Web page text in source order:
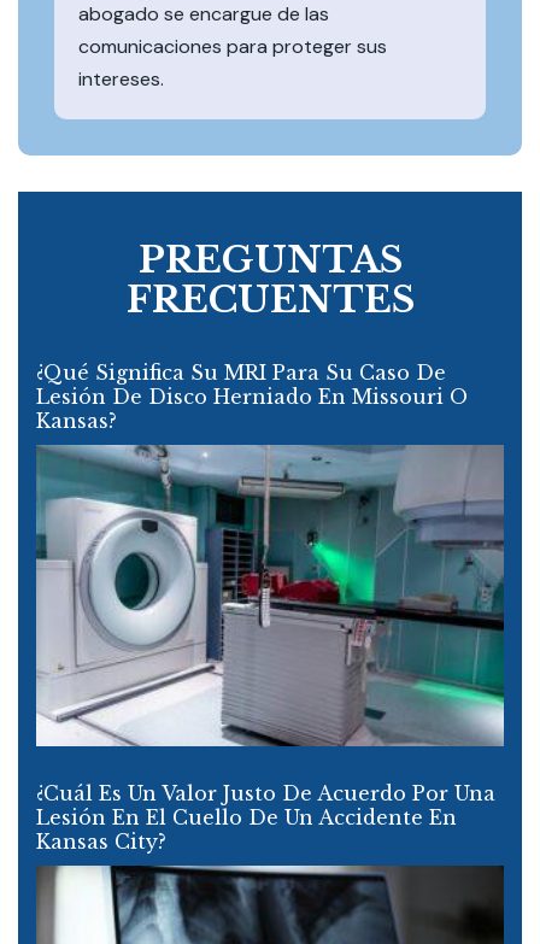
abogado se encargue de las
comunicaciones para proteger sus
intereses.
PREGUNTAS
FRECUENTES
¿Qué Significa Su MRI Para Su Caso De
Lesión De Disco Herniado En Missouri O
Kansas?
¿Cuál Es Un Valor Justo De Acuerdo Por Una
Lesión En El Cuello De Un Accidente En
Kansas City?